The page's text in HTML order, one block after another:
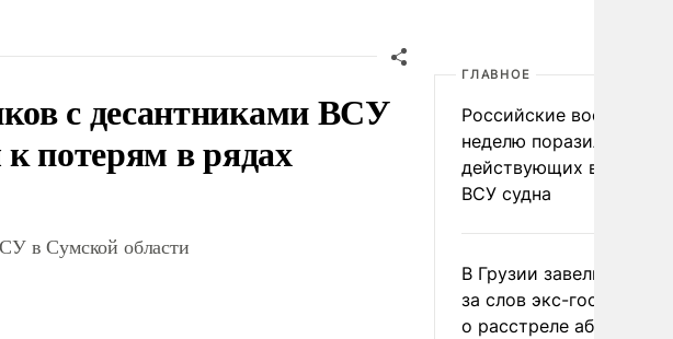
с десантниками ВСУ
потерям в рядах
в Сумской области
ГЛАВНОЕ
Российские военные за
неделю поразили 34
действующих в
ВСУ судна
В Грузии завели дело
за слов экс-
о расстреле абхазских